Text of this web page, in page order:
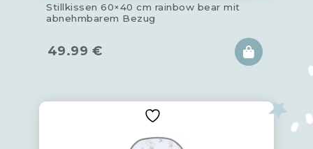
Stillkissen 60×40 cm rainbow bear mit
abnehmbarem Bezug
49.99 €